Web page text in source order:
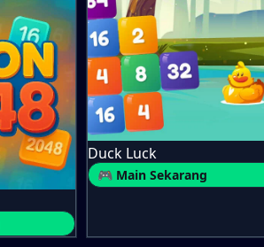
Duck Luck
🎮 Main Sekarang